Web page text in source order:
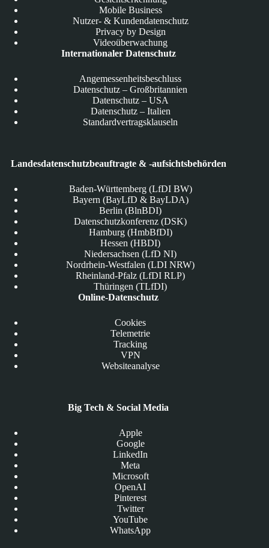
Mobile Business
Nutzer- & Kundendatenschutz
Privacy by Design
Videoüberwachung
Internationaler Datenschutz
Angemessenheitsbeschluss
Datenschutz – Großbritannien
Datenschutz – USA
Datenschutz – Italien
Standardvertragsklauseln
Landesdatenschutzbeauftragte & -aufsichtsbehörden
Baden-Württemberg (LfDI BW)
Bayern (BayLfD & BayLDA)
Berlin (BlnBDI)
Datenschutzkonferenz (DSK)
Hamburg (HmbBfDI)
Hessen (HBDI)
Niedersachsen (LfD NI)
Nordrhein-Westfalen (LDI NRW)
Rheinland-Pfalz (LfDI RLP)
Thüringen (TLfDI)
Online-Datenschutz
Cookies
Telemetrie
Tracking
VPN
Websiteanalyse
Big Tech & Social Media
Apple
Google
LinkedIn
Meta
Microsoft
OpenAI
Pinterest
Twitter
YouTube
WhatsApp